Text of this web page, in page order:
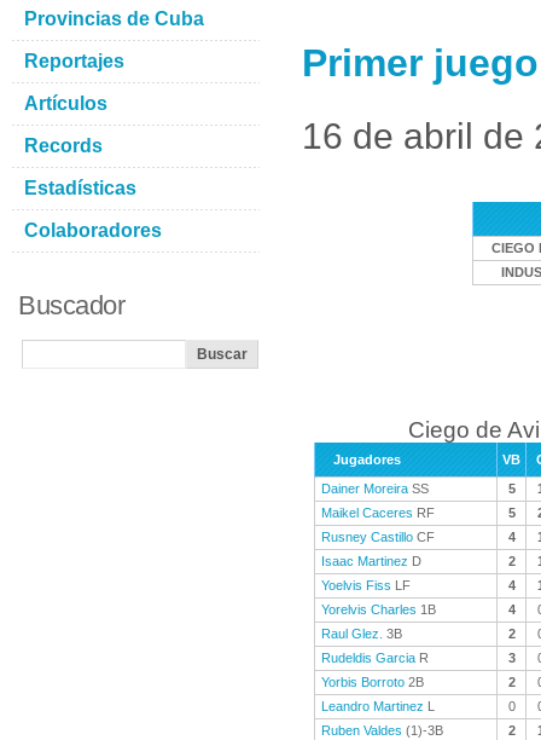
Primer
16 de abril de
CIEGO
Ciego de
Jugadores VB
Dainer Moreira SS 5
Maikel Caceres RF 5
Rusney Castillo CF 4
Isaac Martinez D 2
Yoelvis Fiss LF 4
Yorelvis Charles 1B 4
Raul Glez. 3B 2
Rudeldis Garcia R 3
Yorbis Borroto 2B 2
Leandro Martinez L 0
Ruben Valdes (1)-3B 2
Provincias de Cuba
Reportajes
Artículos
Records
Estadísticas
Colaboradores
Buscador